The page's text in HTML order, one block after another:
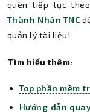
quên tiếp tục
Thành Nhân TNC
quản lý tài liệu!
Tìm hiểu thêm:
Top phần mềm
Hướng dẫn